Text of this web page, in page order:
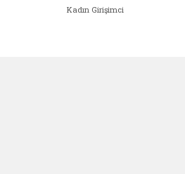
Kadın Girişimci